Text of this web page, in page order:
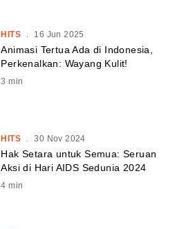
HITS . 16 Jun 2025
Animasi Tertua Ada di Indonesia,
Perkenalkan: Wayang Kulit!
3 min
HITS 30 Nov 2024
Hak Setara untuk Semua: Seruan
Aksi di Hari AIDS Sedunia 2024
4 min